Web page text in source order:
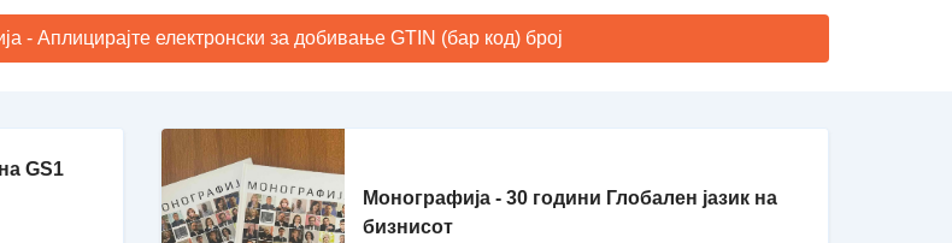
- Аплицирајте електронски за добивање GTIN (бар код) број
GS1
Монографија - 30 години Глобален јазик на
бизнисот